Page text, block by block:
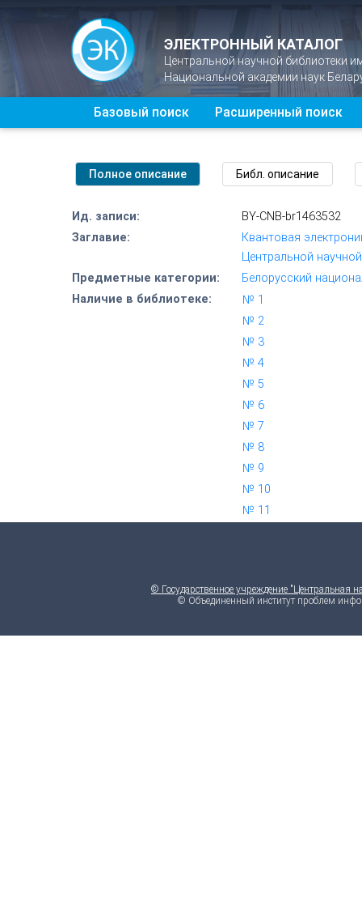
ЭЛЕКТРОННЫЙ КАТАЛОГ
Центральной научной библиотеки
Национальной академии наук
Базовый поиск Расширенный поиск
Ид. записи:
BY-CNB-br1463532
Заглавие:
Квантовая
Центральной
Предметные категории:
Белорусский
Наличие в библиотеке:
№ 1
№ 2
№ 3
№ 4
№ 5
№ 6
№ 7
№ 8
№ 9
№ 10
№ 11
© Государственное учреждение
© Объединенный институт проблем